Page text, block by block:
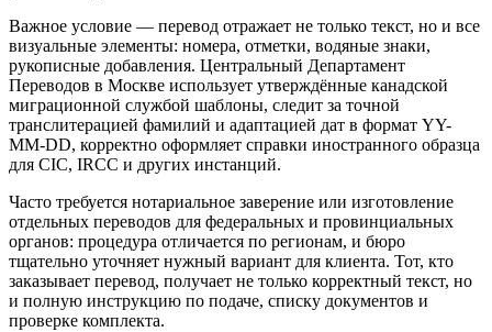
Важное условие — перевод отражает не только текст, но и все
визуальные элементы: номера, отметки, водяные знаки,
рукописные добавления. Центральный Департамент
Переводов в Москве использует утверждённые канадской
миграционной службой шаблоны, следит за точной
транслитерацией фамилий и адаптацией дат в формат YY-
MM-DD, корректно оформляет справки иностранного образца
для CIC, IRCC и других инстанций.
Часто требуется нотариальное заверение или изготовление
отдельных переводов для федеральных и провинциальных
органов: процедура отличается по регионам, и бюро
тщательно уточняет нужный вариант для клиента. Тот, кто
заказывает перевод, получает не только корректный текст, но
и полную инструкцию по подаче, списку документов и
проверке комплекта.